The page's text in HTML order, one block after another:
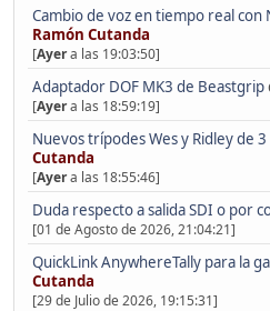
Cambio de voz en tiempo real con
Ramón Cutanda
[Ayera las 19:03:50]
Adaptador DOF MK3 de Beastgrip
[Ayera las 18:59:19]
Nuevos trípodes Wes y Ridley de
Cutanda
[Ayera las 18:55:46]
Duda respecto a salida SDI o por
[01 de Agosto de 2026, 21:04:21]
QuickLink AnywhereTally para la
Cutanda
[29 de Julio de 2026, 19:15:31]